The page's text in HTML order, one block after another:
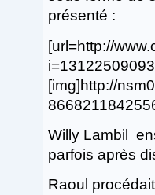
présenté :
[url=http://
[img]http://
Willy Lambil
parfois après
Raoul